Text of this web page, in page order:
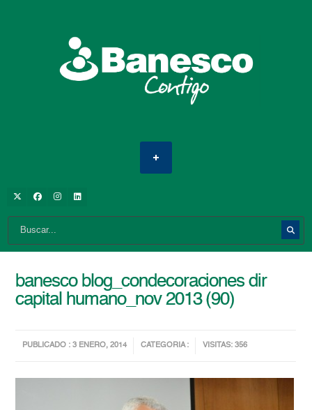
banesco blog_condecoraciones dir
capital humano_nov 2013 (90)
PUBLICADO : 3 ENERO, 2014 CATEGORIA : VISITAS: 356